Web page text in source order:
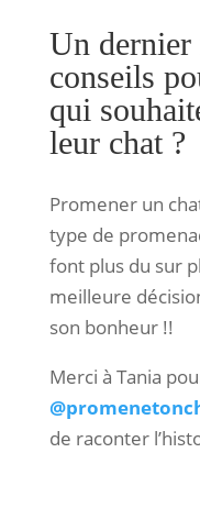
Un dernier
conseils
qui
leur chat ?
Promener un
type de
font plus du sur
meilleure
son bonheur !!
Merci à Tania
de raconter